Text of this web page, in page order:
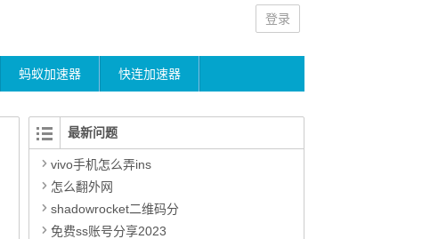
登录
蚂蚁加速器 快连加速器
最新问题
vivo手机怎么弄ins
怎么翻外网
shadowrocket二维码分
免费ss账号分享2023